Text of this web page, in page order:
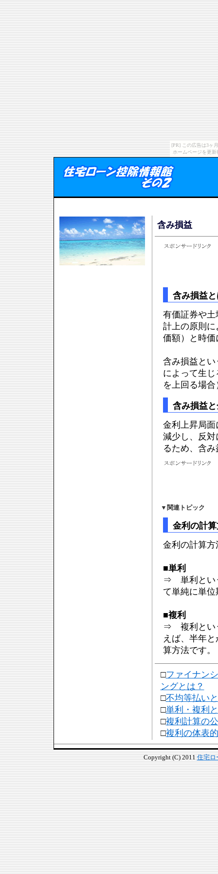
[PR] この広告は3ヶ
ホームページを更
含み損益
含み損益
有価証券や
計上の原則
価額）と時
含み損益と
によって生
を上回る場
含み損益
金利上昇局
減少し、反
るため、含
▼ 関連トピック
金利の計
金利の計算
■単利
⇒ 単利とい
て単純に単
■複利
⇒ 複利とい
えば、半年
算方法です。
□ファイナン
ングとは？
□不均等払い
□単利・複利
□複利計算の
□複利の体表
Copyright (C) 2011 住宅ロ